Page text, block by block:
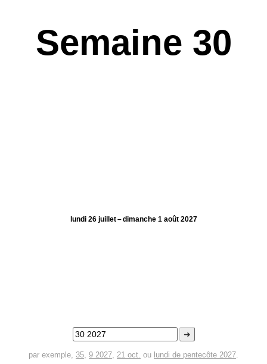
Semaine 30
lundi 26 juillet – dimanche 1 août 2027
➜
par exemple, 35, 9 2027, 21 oct. ou lundi de pentecôte 2027.